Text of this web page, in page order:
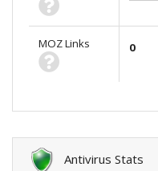
MOZ Links 0
Antivirus Stats